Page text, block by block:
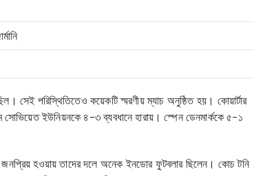
সেই পরিস্থিতিতেও কয়েকটি স্মরণীয় ম্যাচ অনুষ্ঠিত হয়। কোয়ার্টার
সোভিয়েত ইউনিয়নকে ৪-৩ ব্যবধানে হারায়। স্পেন ডেনমার্ককে ৫-১
হওয়ায় তাদের দলে অনেক ইনডোর ফুটবলার ছিলেন। কোচ টনি